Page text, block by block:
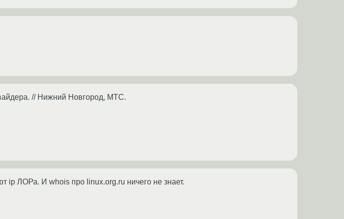
// Нижний Новгород, МТС.
ip ЛОРа. И whois про linux.org.ru ничего не знает.